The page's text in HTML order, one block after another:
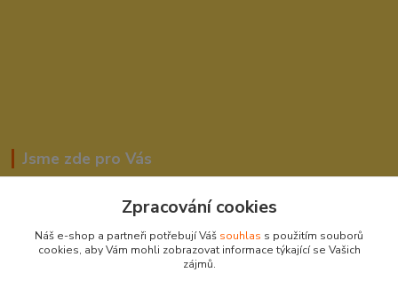
Jsme zde pro Vás
604278943
Zpracování cookies
Náš e-shop a partneři potřebují Váš souhlas s použitím souborů
cookies, aby Vám mohli zobrazovat informace týkající se Vašich
zájmů.